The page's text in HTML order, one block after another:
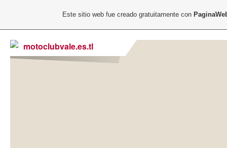
motoclubvale.es.tl
Este sitio web fue creado gratuitamente con